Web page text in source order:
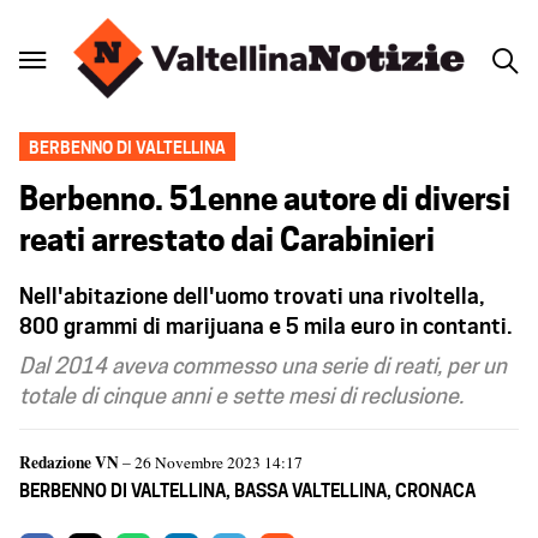
BERBENNO DI VALTELLINA
Berbenno. 51enne autore di diversi
reati arrestato dai Carabinieri
Nell'abitazione dell'uomo trovati una rivoltella,
800 grammi di marijuana e 5 mila euro in contanti.
Dal 2014 aveva commesso una serie di reati, per un
totale di cinque anni e sette mesi di reclusione.
Redazione VN– 26 Novembre 2023 14:17
BERBENNO DI VALTELLINA, BASSA VALTELLINA, CRONACA